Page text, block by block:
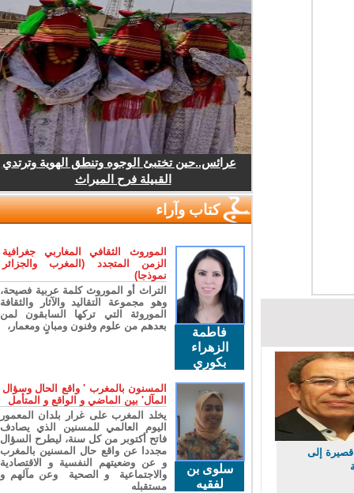
إلى
عرائس..حين تختبئ الوجوه وتنطق الهوية وترتدي
القبيلة فرح الميراث
كتاب وآراء
فاطمة
الزهراء
بكوري
الموروث الثقافي المغاربي جغرافية
الزمن المتجدد (المغرب والجزائر
نموذجا)
التراث أو الموروث كلمة عربية فصيحة،
وهو مجموعة التقاليد والآثار والثقافة
الموروثة التي تركها السابقون لمن
بعدهم من علوم وفنون ومبانٍ ومعمار،
سلوى بن
لفقيه
المسنون بالمغرب ' واقع الحال وسؤال
المآل' بين الماضي و الواقع و المتأمل
يخلد المغرب على غرار بلدان المعمور
اليوم العالمي للمسنين الذي يصادف
فاتح أكتوبر من كل سنة، ليطرح السؤال
مجددا عن واقع حال المسنين بالمغرب
و عن وضعيتهم النفسية و الاقتصادية
والاجتماعية و الصحية وعن مآلهم و
مستقبله